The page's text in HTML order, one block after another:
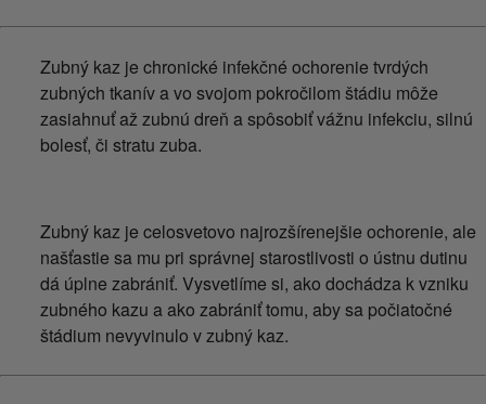
Zubný kaz je chronické infekčné ochorenie tvrdých
zubných tkanív a vo svojom pokročilom štádiu môže
zasiahnuť až zubnú dreň a spôsobiť vážnu infekciu, silnú
bolesť, či stratu zuba.
Zubný kaz je celosvetovo najrozšírenejšie ochorenie, ale
našťastie sa mu pri správnej starostlivosti o ústnu dutinu
dá úplne zabrániť. Vysvetlíme si, ako dochádza k vzniku
zubného kazu a ako zabrániť tomu, aby sa počiatočné
štádium nevyvinulo v zubný kaz.